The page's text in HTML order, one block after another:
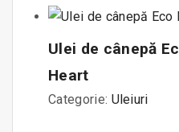
Ulei de cânepă
Heart
Categorie: Uleiuri